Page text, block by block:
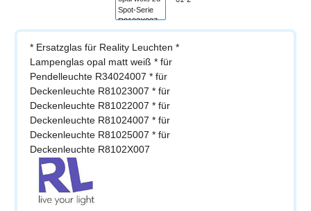
* Ersatzglas für Reality Leuchten *
Lampenglas opal matt weiß * für
Pendelleuchte R34024007 * für
Deckenleuchte R81023007 * für
Deckenleuchte R81022007 * für
Deckenleuchte R81024007 * für
Deckenleuchte R81025007 * für
Deckenleuchte R8102X007